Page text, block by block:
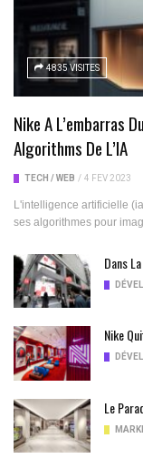
4835 VISITES
Nike A L’embarras
Algorithms De L’IA
TECH / WEB / 4 FÉV 2023
L'intelligence artificielle
ses algorithmes pour
Dans
Nike
Le